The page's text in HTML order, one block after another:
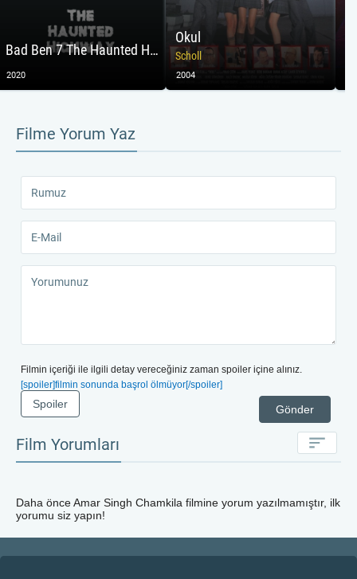
Bad Ben 7 The Haunted Highway
2020
Okul
Scholl
2004
Filme Yorum Yaz
Filmin içeriği ile ilgili detay vereceğiniz zaman spoiler içine alınız.
[spoiler]filmin sonunda başrol ölmüyor[/spoiler]
Gönder
Spoiler
Film Yorumları
Daha önceAmar Singh Chamkila filmine yorum yazılmamıştır, ilk
yorumu siz yapın!